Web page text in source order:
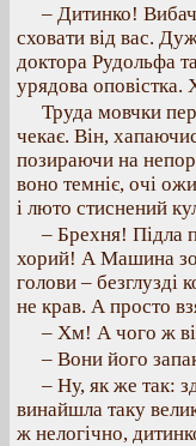
– Дитинко!
сховати від вас.
доктора Рудольфа
урядова оповістка.
Труда мовчки
чекає. Він,
позираючи на
воно темніє, очі
і люто стиснений
– Брехня! Підла
хорий! А Машина
голови – безглузді
не крав. А просто
– Хм! А чого ж
– Вони його
– Ну, як же так:
винайшла таку
ж нелогічно,